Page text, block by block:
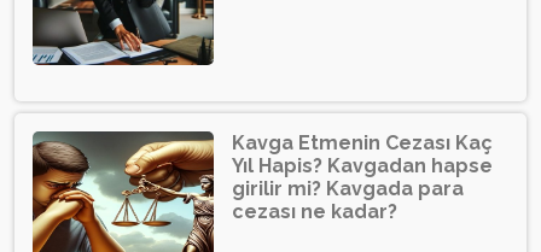
Kavga Etmenin Cezası Kaç
Yıl Hapis? Kavgadan hapse
girilir mi? Kavgada para
cezası ne kadar?